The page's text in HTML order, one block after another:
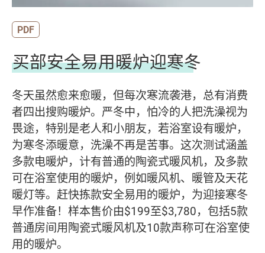
PDF
买部安全易用暖炉迎寒冬
冬天虽然愈来愈暖，但每次寒流袭港，总有消费
者四出搜购暖炉。严冬中，怕冷的人把洗澡视为
畏途，特别是老人和小朋友，若浴室设有暖炉，
为寒冬添暖意，洗澡不再是苦事。这次测试涵盖
多款电暖炉，计有普通的陶瓷式暖风机，及多款
可在浴室使用的暖炉，例如暖风机、暖管及天花
暖灯等。赶快拣款安全易用的暖炉，为迎接寒冬
早作准备！样本售价由$199至$3,780，包括5款
普通房间用陶瓷式暖风机及10款声称可在浴室使
用的暖炉。